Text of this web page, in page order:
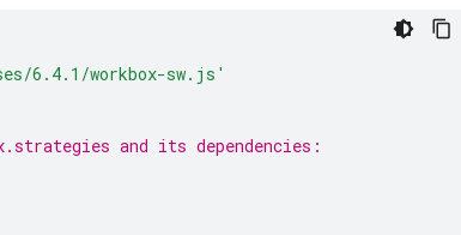
6.4.1/workbox-sw.js'
and its dependencies: